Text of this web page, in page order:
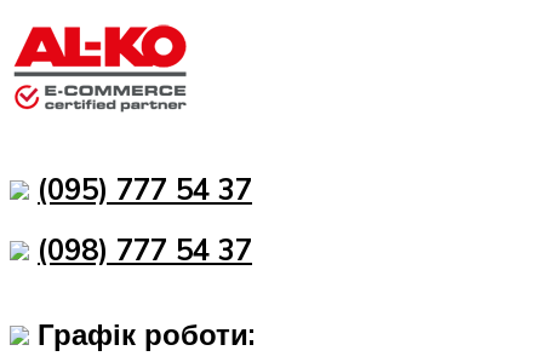
(095) 777 54 37
(098) 777 54 37
Графік роботи: